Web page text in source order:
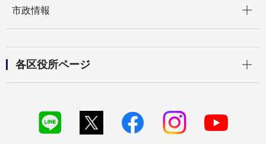
市政情報
各区役所ページ